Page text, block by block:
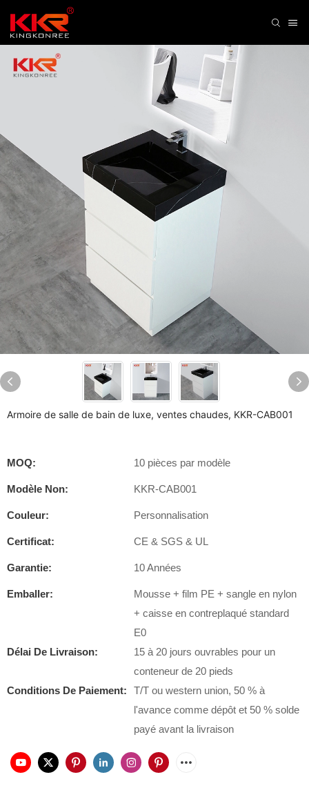
Armoire de salle de bain de luxe, ventes chaudes, KKR-CAB001
MOQ: 10 pièces par modèle
Modèle Non: KKR-CAB001
Couleur: Personnalisation
Certificat: CE & SGS & UL
Garantie: 10 Années
Emballer:
Mousse + film PE + sangle en nylon
+ caisse en contreplaqué standard
E0
Délai De Livraison:
15 à 20 jours ouvrables pour un
conteneur de 20 pieds
Conditions De Paiement:
T/T ou western union, 50 % à
l'avance comme dépôt et 50 % solde
payé avant la livraison